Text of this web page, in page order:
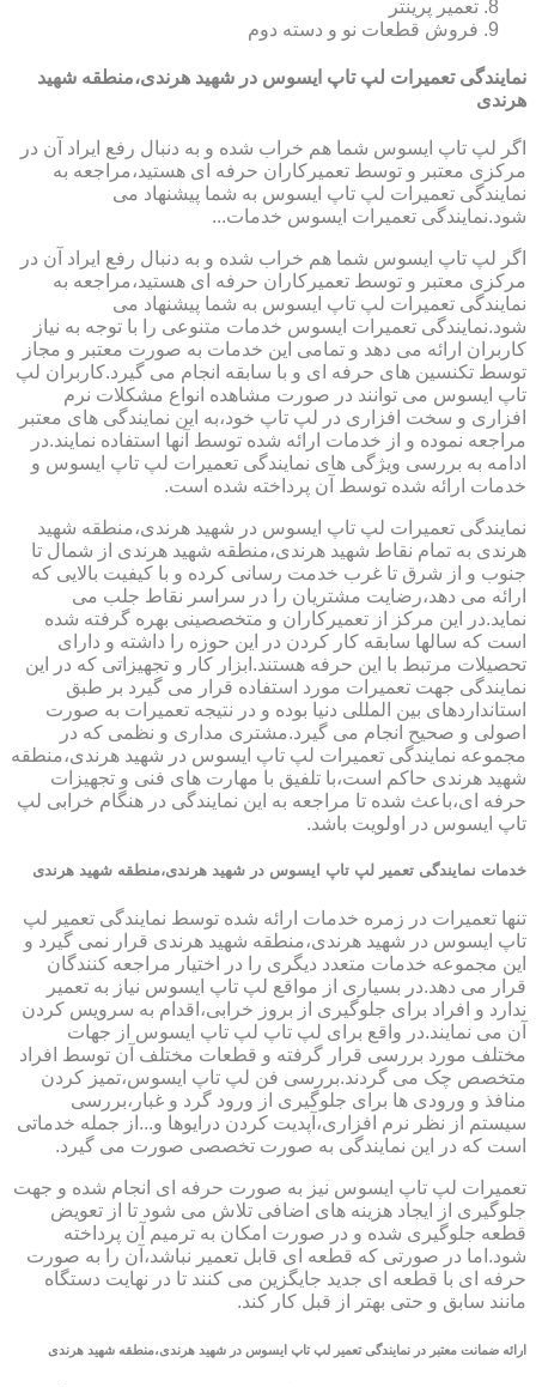
تعمیر پرینتر
فروش قطعات نو و دسته دوم
نمایندگی تعمیرات لپ تاپ ایسوس در شهید هرندی،منطقه شهید
هرندی
اگر لپ تاپ ایسوس شما هم خراب شده و به دنبال رفع ایراد آن در
مرکزی معتبر و توسط تعمیرکاران حرفه ای هستید،مراجعه به
نمایندگی تعمیرات لپ تاپ ایسوس به شما پیشنهاد می
شود.نمایندگی تعمیرات ایسوس خدمات...
اگر لپ تاپ ایسوس شما هم خراب شده و به دنبال رفع ایراد آن در
مرکزی معتبر و توسط تعمیرکاران حرفه ای هستید،مراجعه به
نمایندگی تعمیرات لپ تاپ ایسوس به شما پیشنهاد می
شود.نمایندگی تعمیرات ایسوس خدمات متنوعی را با توجه به نیاز
کاربران ارائه می دهد و تمامی این خدمات به صورت معتبر و مجاز
توسط تکنسین های حرفه ای و با سابقه انجام می گیرد.کاربران لپ
تاپ ایسوس می توانند در صورت مشاهده انواع مشکلات نرم
افزاری و سخت افزاری در لپ تاپ خود،به این نمایندگی های معتبر
مراجعه نموده و از خدمات ارائه شده توسط آنها استفاده نمایند.در
ادامه به بررسی ویژگی های نمایندگی تعمیرات لپ تاپ ایسوس و
خدمات ارائه شده توسط آن پرداخته شده است.
نمایندگی تعمیرات لپ تاپ ایسوس در شهید هرندی،منطقه شهید
هرندی به تمام نقاط شهید هرندی،منطقه شهید هرندی از شمال تا
جنوب و از شرق تا غرب خدمت رسانی کرده و با کیفیت بالایی که
ارائه می دهد،رضایت مشتریان را در سراسر نقاط جلب می
نماید.در این مرکز از تعمیرکاران و متخصصینی بهره گرفته شده
است که سالها سابقه کار کردن در این حوزه را داشته و دارای
تحصیلات مرتبط با این حرفه هستند.ابزار کار و تجهیزاتی که در این
نمایندگی جهت تعمیرات مورد استفاده قرار می گیرد بر طبق
استانداردهای بین المللی دنیا بوده و در نتیجه تعمیرات به صورت
اصولی و صحیح انجام می گیرد.مشتری مداری و نظمی که در
مجموعه نمایندگی تعمیرات لپ تاپ ایسوس در شهید هرندی،منطقه
شهید هرندی حاکم است،با تلفیق با مهارت های فنی و تجهیزات
حرفه ای،باعث شده تا مراجعه به این نمایندگی در هنگام خرابی لپ
تاپ ایسوس در اولویت باشد.
خدمات نمایندگی تعمیر لپ تاپ ایسوس در شهید هرندی،منطقه شهید هرندی
تنها تعمیرات در زمره خدمات ارائه شده توسط نمایندگی تعمیر لپ
تاپ ایسوس در شهید هرندی،منطقه شهید هرندی قرار نمی گیرد و
این مجموعه خدمات متعدد دیگری را در اختیار مراجعه کنندگان
قرار می دهد.در بسیاری از مواقع لپ تاپ ایسوس نیاز به تعمیر
ندارد و افراد برای جلوگیری از بروز خرابی،اقدام به سرویس کردن
آن می نمایند.در واقع برای لپ تاپ لپ تاپ ایسوس از جهات
مختلف مورد بررسی قرار گرفته و قطعات مختلف آن توسط افراد
متخصص چک می گردند.بررسی فن لپ تاپ ایسوس،تمیز کردن
منافذ و ورودی ها برای جلوگیری از ورود گرد و غبار،بررسی
سیستم از نظر نرم افزاری،آپدیت کردن درایوها و...از جمله خدماتی
است که در این نمایندگی به صورت تخصصی صورت می گیرد.
تعمیرات لپ تاپ ایسوس نیز به صورت حرفه ای انجام شده و جهت
جلوگیری از ایجاد هزینه های اضافی تلاش می شود تا از تعویض
قطعه جلوگیری شده و در صورت امکان به ترمیم آن پرداخته
شود.اما در صورتی که قطعه ای قابل تعمیر نباشد،آن را به صورت
حرفه ای با قطعه ای جدید جایگزین می کنند تا در نهایت دستگاه
مانند سابق و حتی بهتر از قبل کار کند.
ارائه ضمانت معتبر در نمایندگی تعمیر لپ تاپ ایسوس در شهید هرندی،منطقه شهید هرندی